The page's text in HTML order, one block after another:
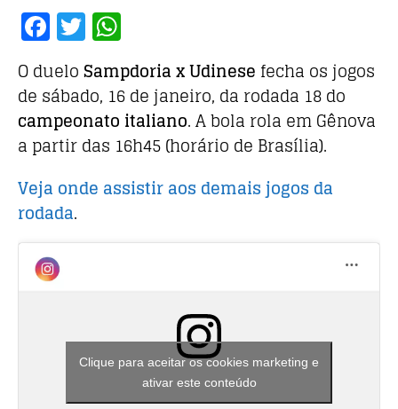
F
a
c
e
b
o
o
k
T
w
it
te
r
h
at
s
A
p
p
O dueloSampdoria x Udinese fecha os jogos
de sábado, 16 de janeiro, da rodada 18 do
campeonato italiano. A bola rola em Gênova
a partir das 16h45 (horário de Brasília).
Veja onde assistir aos demais jogos da
rodada.
Clique para aceitar os cookies marketing e
ativar este conteúdo